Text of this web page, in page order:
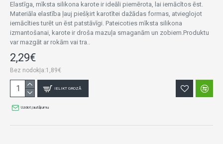
Elastīga, mīksta silikona karote ir ideāli piemērota, lai iemācītos ēst.
Materiāla elastība ļauj piešķirt karotītei dažādas formas, atvieglojot
iemācīties turēt un ēst patstāvīgi. Pateicoties mīksta silikona
izmantošanai, karote ir droša mazuļa smaganām un zobiem.Produktu
var mazgāt ar rokām vai tra..
2,29€
Bez nodokļa:1,89€
IELIKT GROZĀ
Uzdot jautājumu